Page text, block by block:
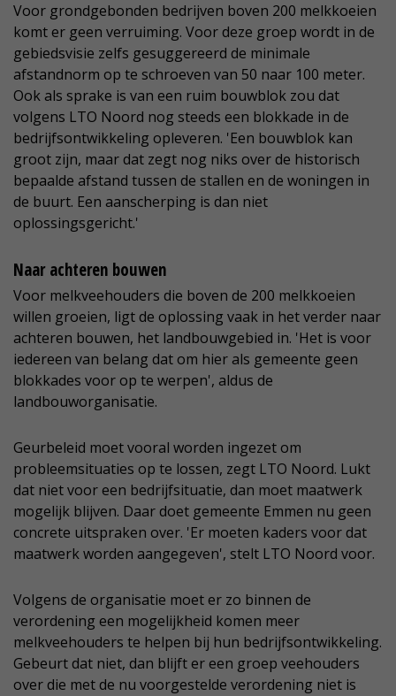
Voor grondgebonden bedrijven boven 200 melkkoeien
komt er geen verruiming. Voor deze groep wordt in de
gebiedsvisie zelfs gesuggereerd de minimale
afstandnorm op te schroeven van 50 naar 100 meter.
Ook als sprake is van een ruim bouwblok zou dat
volgens LTO Noord nog steeds een blokkade in de
bedrijfsontwikkeling opleveren. 'Een bouwblok kan
groot zijn, maar dat zegt nog niks over de historisch
bepaalde afstand tussen de stallen en de woningen in
de buurt. Een aanscherping is dan niet
oplossingsgericht.'
Naar achteren bouwen
Voor melkveehouders die boven de 200 melkkoeien
willen groeien, ligt de oplossing vaak in het verder naar
achteren bouwen, het landbouwgebied in. 'Het is voor
iedereen van belang dat om hier als gemeente geen
blokkades voor op te werpen', aldus de
landbouworganisatie.
Geurbeleid moet vooral worden ingezet om
probleemsituaties op te lossen, zegt LTO Noord. Lukt
dat niet voor een bedrijfsituatie, dan moet maatwerk
mogelijk blijven. Daar doet gemeente Emmen nu geen
concrete uitspraken over. 'Er moeten kaders voor dat
maatwerk worden aangegeven', stelt LTO Noord voor.
Volgens de organisatie moet er zo binnen de
verordening een mogelijkheid komen meer
melkveehouders te helpen bij hun bedrijfsontwikkeling.
Gebeurt dat niet, dan blijft er een groep veehouders
over die met de nu voorgestelde verordening niet is